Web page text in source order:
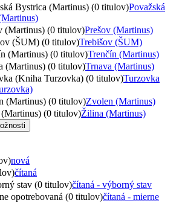
Bystrica (Martinus) (0 titulov)Považská
(Martinus) (0 titulov)Prešov (Martinus)
(ŠUM) (0 titulov)Trebišov (ŠUM)
(Martinus) (0 titulov)Trenčín (Martinus)
(Martinus) (0 titulov)Trnava (Martinus)
(Kniha Turzovka) (0 titulov)Turzovka
(Martinus) (0 titulov)Zvolen (Martinus)
(0 titulov)Žilina (Martinus)
nová
čítaná
stav (0 titulov)čítaná - výborný stav
opotrebovaná (0 titulov)čítaná - mierne